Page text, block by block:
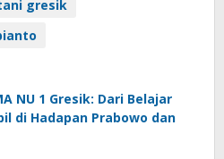
gresik
NU 1 Gresik: Dari Belajar
di Hadapan Prabowo dan